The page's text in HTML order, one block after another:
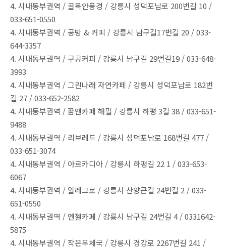
4. 시내동부권역 / 골목안풍경 / 강릉시 성덕포남로 200번길 10 /
033-651-0550
4. 시내동부권역 / 공방 & 커피 / 강릉시 남구길17번길 20 / 033-
644-3357
4. 시내동부권역 / 구공커피 / 강릉시 남구길 29번길19 / 033-648-
3993
4. 시내동부권역 / 그린나래 자연카페 / 강릉시 성덕포남로 182번
길 27 / 033-652-2582
4. 시내동부권역 / 꿈앤카페 해밀 / 강릉시 하평 3길 38 / 033-651-
9488
4. 시내동부권역 / 리브레드 / 강릉시 성덕포남로 168번길 477 /
033-651-3074
4. 시내동부권역 / 아르카디아 / 강릉시 하평길 22 1 / 033-653-
6067
4. 시내동부권역 / 알레그로 / 강릉시 산양큰길 24번길 2 / 033-
651-0550
4. 시내동부권역 / 엔젤카페 / 강릉시 남구길 24번길 4 / 0331642-
5875
4. 시내동부권역 / 작은우체국 / 강릉시 경강로 2267번길 241 /